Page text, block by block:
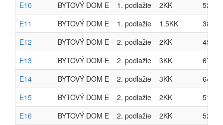
E10
BYTOVÝ DOM E 1. podlažie 2KK
52.48
E11
BYTOVÝ DOM E 1. podlažie 1.5KK
38.10
E12
BYTOVÝ DOM E 2. podlažie 2KK
45.53
E13
BYTOVÝ DOM E 2. podlažie 3KK
67.20
E14
BYTOVÝ DOM E 2. podlažie 3KK
64.90
E15
BYTOVÝ DOM E 2. podlažie 2KK
51.07
E16
BYTOVÝ DOM E 2. podlažie 2KK
52.06